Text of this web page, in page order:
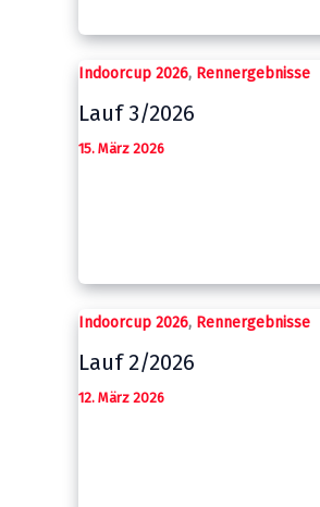
Indoorcup 2026, Rennergebnisse
Lauf 3/2026
15. März 2026
Indoorcup 2026, Rennergebnisse
Lauf 2/2026
12. März 2026